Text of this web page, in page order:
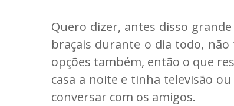
Quero dizer, antes disso
braçais durante o dia todo,
opções também, então o que
casa a noite e tinha televisão
conversar com os amigos.